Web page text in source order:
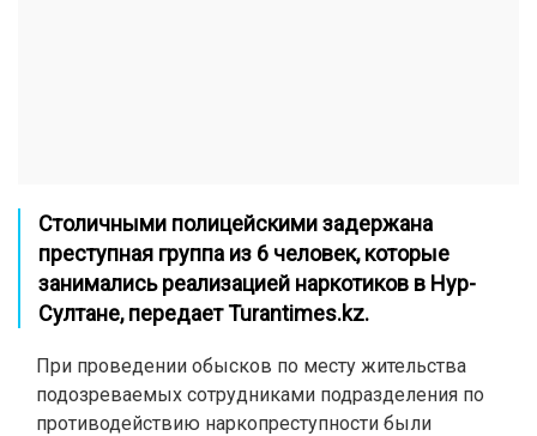
Столичными полицейскими задержана
преступная группа из 6 человек, которые
занимались реализацией наркотиков в Нур-
Султане, передаетTurantimes.kz.
При проведении обысков по месту жительства
подозреваемых сотрудниками подразделения по
противодействию наркопреступности были